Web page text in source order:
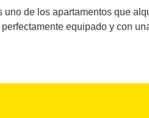
uno de los apartamentos que
equipado y con